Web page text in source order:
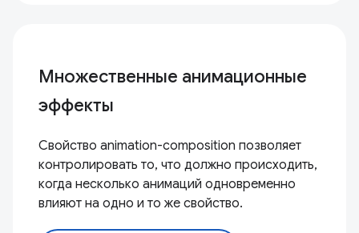
Множественные анимационные
эффекты
Свойство animation-composition позволяет
контролировать то, что должно происходить,
когда несколько анимаций одновременно
влияют на одно и то же свойство.